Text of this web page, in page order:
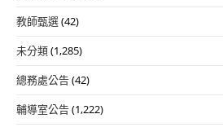
教師甄選(42)
未分類(1,285)
總務處公告(42)
輔導室公告(1,222)